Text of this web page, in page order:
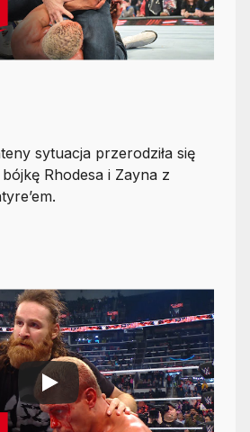
sytuacja przerodziła się
Rhodesa i Zayna z